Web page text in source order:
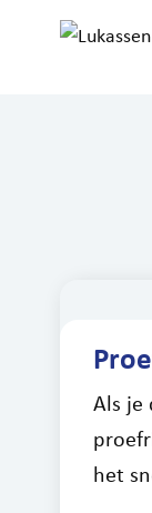
Service
Winkel
Werken bij
Als je
het